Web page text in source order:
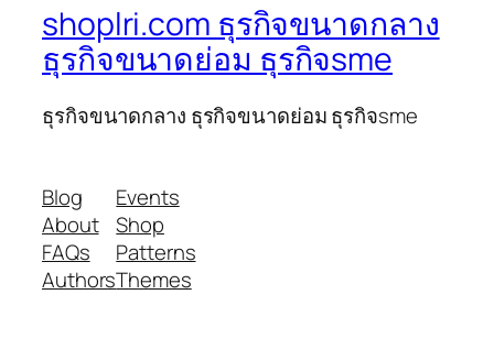
shoplri.com ธุรกิจขนาดกลาง
ธุรกิจขนาดย่อม ธุรกิจsme
ธุรกิจขนาดกลาง ธุรกิจขนาดย่อม ธุรกิจsme
Blog
About
FAQs
Authors
Events
Shop
Patterns
Themes